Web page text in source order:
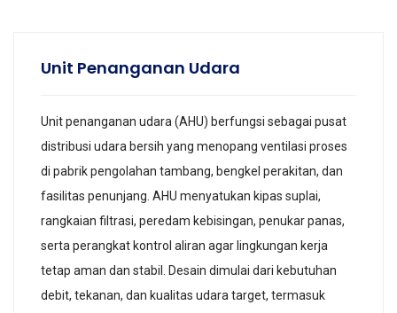
Unit Penanganan Udara
Unit penanganan udara (AHU) berfungsi sebagai pusat
distribusi udara bersih yang menopang ventilasi proses
di pabrik pengolahan tambang, bengkel perakitan, dan
fasilitas penunjang. AHU menyatukan kipas suplai,
rangkaian filtrasi, peredam kebisingan, penukar panas,
serta perangkat kontrol aliran agar lingkungan kerja
tetap aman dan stabil. Desain dimulai dari kebutuhan
debit, tekanan, dan kualitas udara target, termasuk